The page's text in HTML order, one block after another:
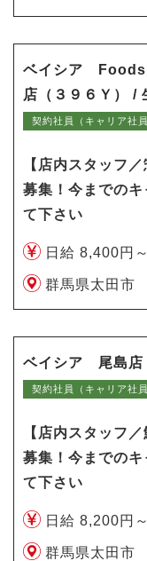
ベイシア Foods
店（３９６Ｙ） /
契約社員（キャリア社員
【店内スタッフ
募集！今までの
て下さい
日給 8,400円～
群馬県太田市
ベイシア 尾島店
契約社員（キャリア社員
【店内スタッフ
募集！今までの
て下さい
日給 8,200円～
群馬県太田市